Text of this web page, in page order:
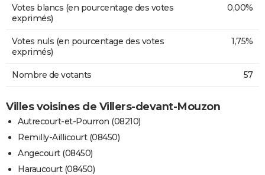
Votes blancs (en pourcentage des votes
exprimés)
0,00%
Votes nuls (en pourcentage des votes
exprimés)
1,75%
Nombre de votants 57
Villes voisines de Villers-devant-Mouzon
Autrecourt-et-Pourron (08210)
Remilly-Aillicourt (08450)
Angecourt (08450)
Haraucourt (08450)